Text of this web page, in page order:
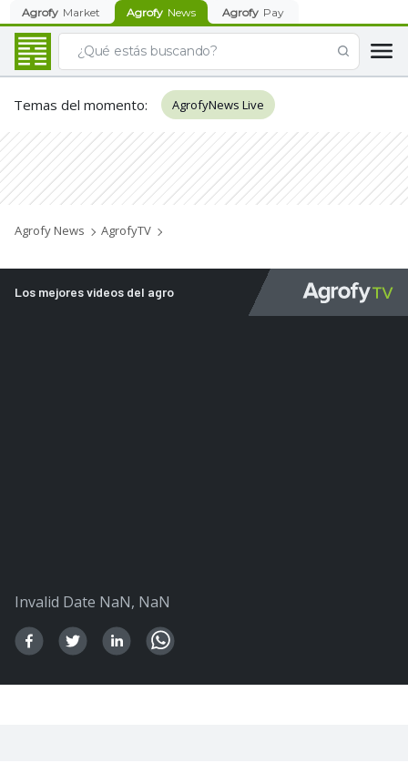
Agrofy Market Agrofy News Agrofy Pay
Temas del momento: AgrofyNews Live
Agrofy News AgrofyTV
Los mejores videos del agro
Invalid Date NaN, NaN